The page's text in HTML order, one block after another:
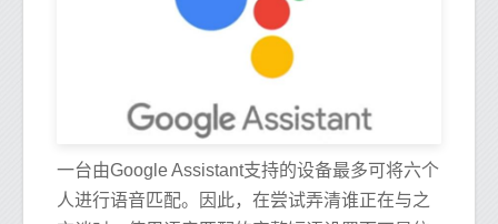
一台由Google Assistant支持的设备最多可将六个
人进行语音匹配。因此，在尝试弄清谁正在与之